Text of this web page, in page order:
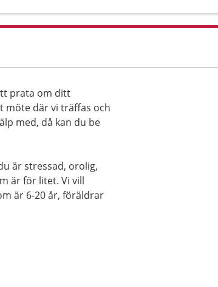
prata om ditt
möte där vi träffas och
med, då kan du be
är stressad, orolig,
är för litet. Vi vill
är 6-20 år, föräldrar